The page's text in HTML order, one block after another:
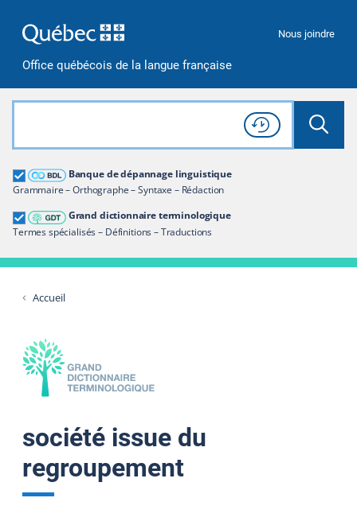
Office québécois de la langue française
Nous joindre
Rechercher dans tout le site
Lancer
Consulter l'
Historique
de recherche
Banque de dépannage linguistique
Grammaire – Orthographe – Syntaxe – Rédaction
Grand dictionnaire terminologique
Termes spécialisés – Définitions – Traductions
Grand dictionnaire terminologique
Restreindre aux termes
Accueil
société issue du
regroupement